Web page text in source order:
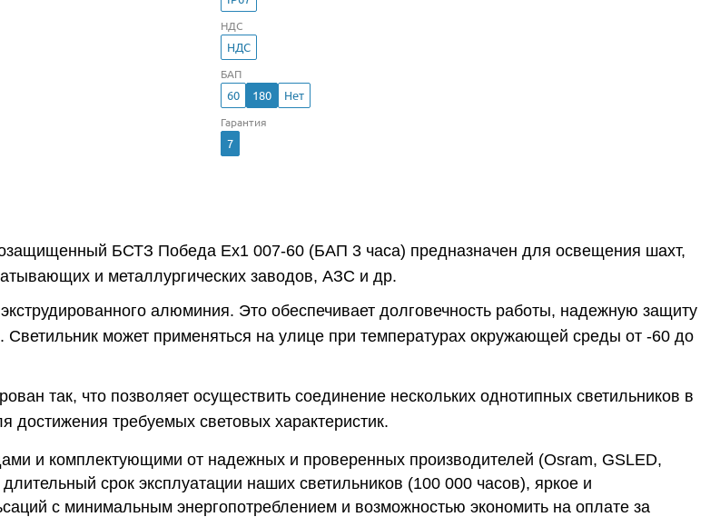
НДС
НДС
БАП
60 180 Нет
Гарантия
7
БСТЗ Победа Ex1 007-60 (БАП 3 часа) предназначен для освещения шахт,
и металлургических заводов, АЗС и др.
алюминия. Это обеспечивает долговечность работы, надежную защиту
Светильник может применяться на улице при температурах окружающей среды от -60 до
так, что позволяет осуществить соединение нескольких однотипных светильников в
достижения требуемых световых характеристик.
и комплектующими от надежных и проверенных производителей (Osram, GSLED,
срок эксплуатации наших светильников (100 000 часов), яркое и
с минимальным энергопотреблением и возможностью экономить на оплате за